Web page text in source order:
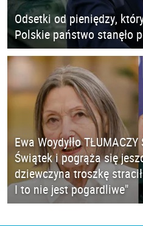
Odsetki od pieniędzy,
Polskie państwo stanęło
Ewa Woydyłło
Świątek i pogrąża się
dziewczyna troszkę
I to nie jest pogardliwe"